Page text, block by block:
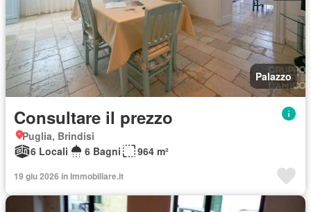
Palazzo
Consultare il prezzo
Puglia, Brindisi
6 Locali
6 Bagni 964 m²
19 giu 2026 in Immobiliare.it